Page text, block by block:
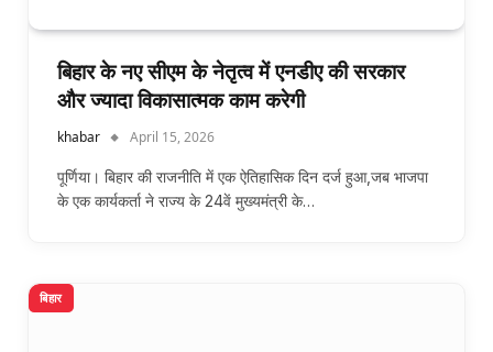
बिहार के नए सीएम के नेतृत्व में एनडीए की सरकार
और ज्यादा विकासात्मक काम करेगी
khabar April 15, 2026
पूर्णिया। बिहार की राजनीति में एक ऐतिहासिक दिन दर्ज हुआ,जब भाजपा
के एक कार्यकर्ता ने राज्य के 24वें मुख्यमंत्री के…
बिहार